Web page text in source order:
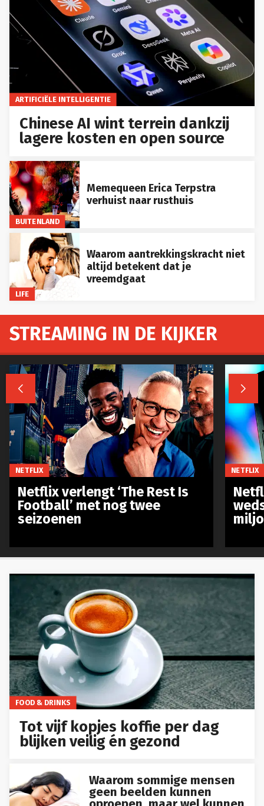
ARTIFICIËLE INTELLIGENTIE
Chinese AI wint terrein dankzij
lagere kosten en open source
BUITENLAND
Memequeen Erica Terpstra
verhuist naar rusthuis
LIFE
Waarom aantrekkingskracht niet
altijd betekent dat je
vreemdgaat
FOOD & DRINKS
Tot vijf kopjes koffie per dag
blijken veilig én gezond
Waarom sommige mensen
geen beelden kunnen
STREAMING IN DE KIJKER
 
NETFLIX
Netflix verlengt ‘The Rest Is
Football’ met nog twee
seizoenen
NETFLIX